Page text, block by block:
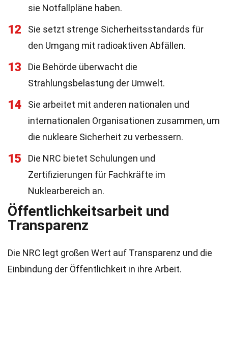
sie Notfallpläne haben.
12
Sie setzt strenge Sicherheitsstandards für
den Umgang mit radioaktiven Abfällen.
13
Die Behörde überwacht die
Strahlungsbelastung der Umwelt.
14
Sie arbeitet mit anderen nationalen und
internationalen Organisationen zusammen, um
die nukleare Sicherheit zu verbessern.
15
Die NRC bietet Schulungen und
Zertifizierungen für Fachkräfte im
Nuklearbereich an.
Öffentlichkeitsarbeit und
Transparenz
Die NRC legt großen Wert auf Transparenz und die
Einbindung der Öffentlichkeit in ihre Arbeit.